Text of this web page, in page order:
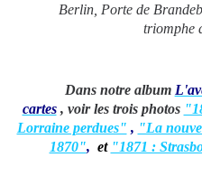
Berlin, Porte de
triomphe
Dans notre album
cartes, voir les trois photos
Lorraine perdues" , "La
1870", et "1871 :